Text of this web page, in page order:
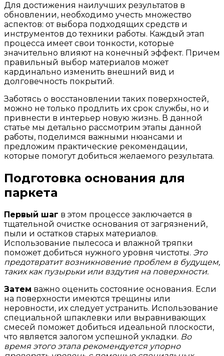
Для достижения наилучших результатов в
обновлении, необходимо учесть множество
аспектов: от выбора подходящих средств и
инструментов до техники работы. Каждый этап
процесса имеет свои тонкости, которые
значительно влияют на конечный эффект. Причем
правильный выбор материалов может
кардинально изменить внешний вид и
долговечность покрытий.
Заботясь о восстановлении таких поверхностей,
можно не только продлить их срок службы, но и
привнести в интерьер новую жизнь. В данной
статье мы детально рассмотрим этапы данной
работы, поделимся важными нюансами и
предложим практические рекомендации,
которые помогут добиться желаемого результата.
Подготовка основания для
паркета
Первый шаг в этом процессе заключается в
тщательной очистке основания от загрязнений,
пыли и остатков старых материалов.
Использование пылесоса и влажной тряпки
поможет добиться нужного уровня чистоты. Это
предотвратит возникновение проблем в будущем,
таких как пузырьки или вздутия на поверхности.
Затем важно оценить состояние основания. Если
на поверхности имеются трещины или
неровности, их следует устранить. Использование
специальной шпаклевки или выравнивающих
смесей поможет добиться идеальной плоскости,
что является залогом успешной укладки. Во
время этого этапа рекомендуется упорно